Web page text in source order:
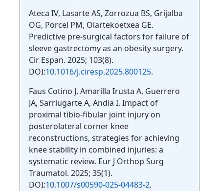
Ateca IV, Lasarte AS, Zorrozua BS, Grijalba
OG, Porcel PM, Olartekoetxea GE.
Predictive pre-surgical factors for failure of
sleeve gastrectomy as an obesity surgery.
Cir Espan. 2025; 103(8).
DOI:10.1016/j.ciresp.2025.800125.
Faus Cotino J, Amarilla Irusta A, Guerrero
JA, Sarriugarte A, Andia I. Impact of
proximal tibio-fibular joint injury on
posterolateral corner knee
reconstructions, strategies for achieving
knee stability in combined injuries: a
systematic review. Eur J Orthop Surg
Traumatol. 2025; 35(1).
DOI:10.1007/s00590-025-04483-2.